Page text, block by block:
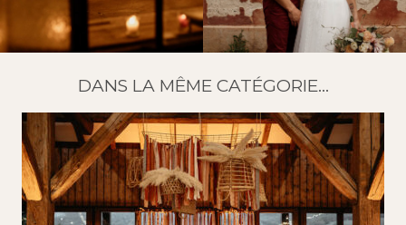
DANS LA MÊME CATÉGORIE...